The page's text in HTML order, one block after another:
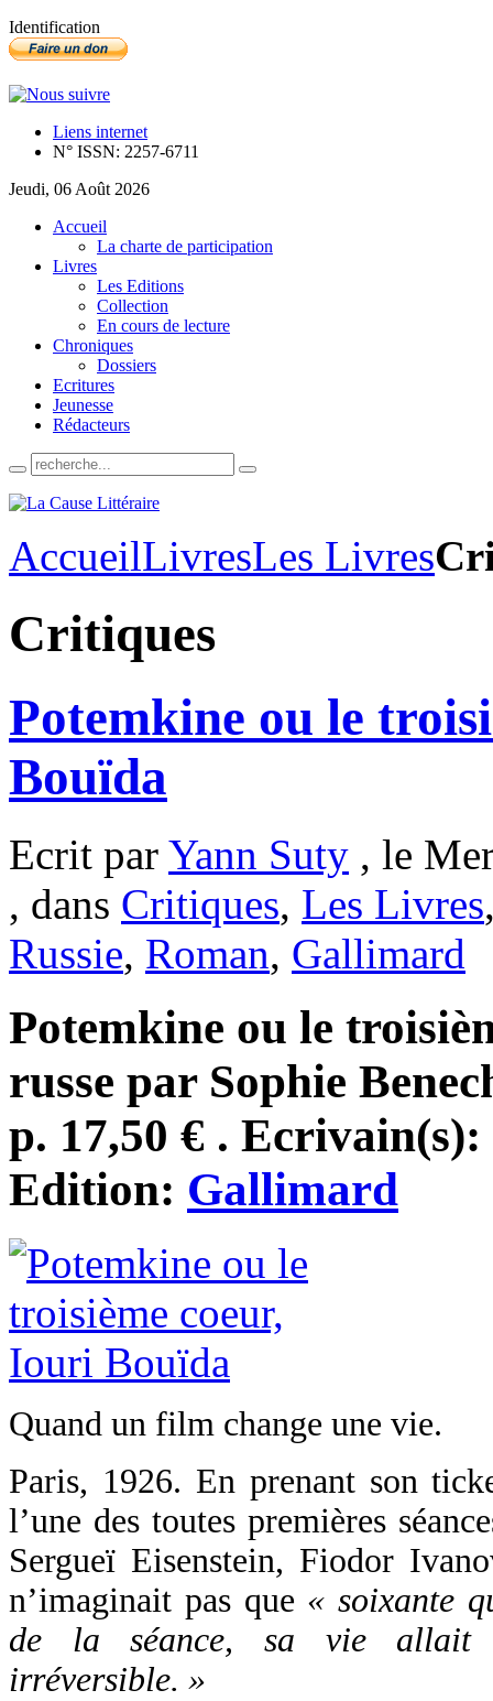
Identification
Liens internet
N° ISSN: 2257-6711
Jeudi, 06 Août 2026
Accueil
La charte de participation
Livres
Les Editions
Collection
En cours de lecture
Chroniques
Dossiers
Ecritures
Jeunesse
Rédacteurs
AccueilLivresLes Livres
Critiques
Potemkine ou le
Bouïda
Ecrit par Yann Suty , le
, dans Critiques, Les Livres
Russie, Roman, Gallimard
Potemkine ou le
russe par Sophie
p. 17,50 € . Ecrivain(s):
Edition: Gallimard
Quand un film change une vie.
Paris, 1926. En prenant son
l’une des toutes premières
Sergueï Eisenstein, Fiodor
n’imaginait pas que « soixante
de la séance, sa vie allait
irréversible. »